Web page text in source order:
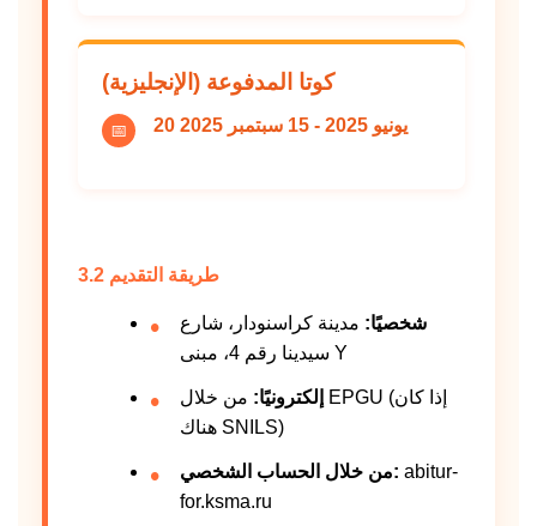
كوتا المدفوعة (الإنجليزية)
📅 20 يونيو 2025 - 15 سبتمبر 2025
3.2 طريقة التقديم
شخصيًا: مدينة كراسنودار، شارع
سيدينا رقم 4، مبنى Y
إلكترونيًا: من خلال EPGU (إذا كان
هناك SNILS)
من خلال الحساب الشخصي: abitur-
for.ksma.ru